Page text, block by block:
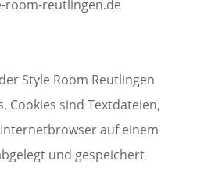
room-reutlingen.de
Style Room Reutlingen
Cookies sind Textdateien,
auf einem
und gespeichert